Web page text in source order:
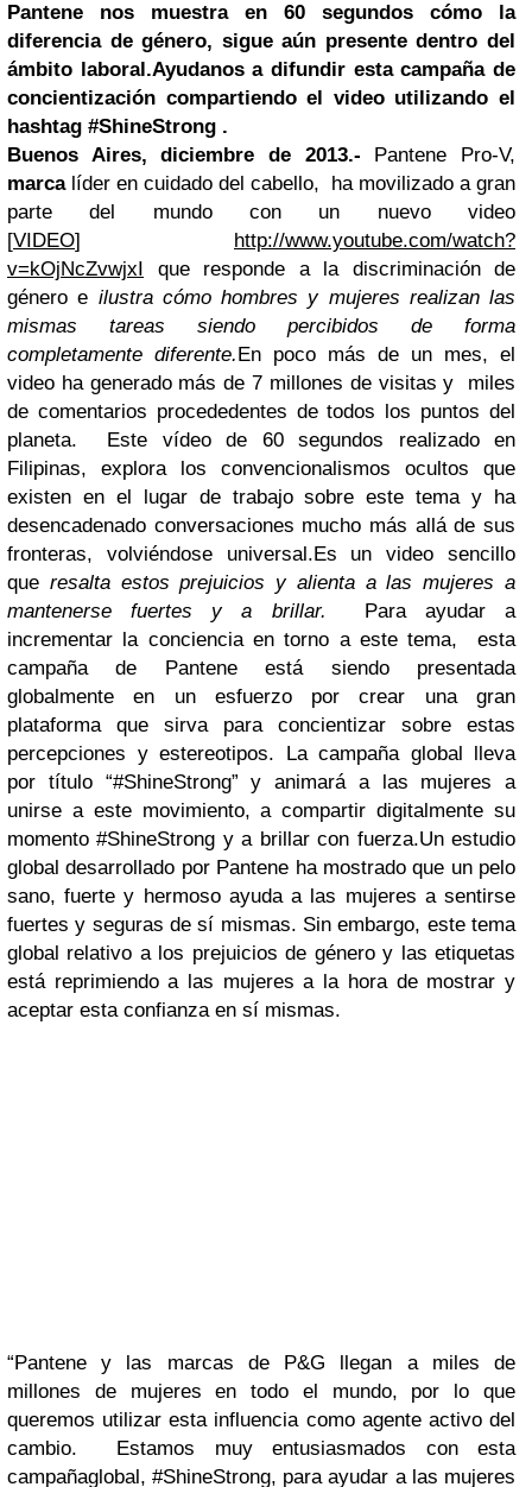
Pantene nos muestra en 60 segundos cómo la
diferencia de género, sigue aún presente dentro del
ámbito laboral.Ayudanos a difundir esta campaña de
concientización compartiendo el video utilizando el
hashtag #ShineStrong .
Buenos Aires, diciembre de 2013.- Pantene Pro-V,
marcalíder en cuidado del cabello, ha movilizado a gran
parte del mundo con un nuevo video
[VIDEO] http://www.youtube.com/watch?
v=kOjNcZvwjxI
que responde a la discriminación de
género e ilustra cómo hombres y mujeres realizan las
mismas tareas siendo percibidos de forma
completamente diferente.En poco más de un mes, el
video ha generado más de 7 millones de visitas y miles
de comentarios procededentes de todos los puntos del
planeta. Este vídeo de 60 segundos realizado en
Filipinas, explora los convencionalismos ocultos que
existen en el lugar de trabajo sobre este tema y ha
desencadenado conversaciones mucho más allá de sus
fronteras, volviéndose universal.Es un video sencillo
que resalta estos prejuicios y alienta a las mujeres a
mantenerse fuertes y a brillar. Para ayudar a
incrementar la conciencia en torno a este tema, esta
campaña de Pantene está siendo presentada
globalmente en un esfuerzo por crear una gran
plataforma que sirva para concientizar sobre estas
percepciones y estereotipos. La campaña global lleva
por título “#ShineStrong” y animará a las mujeres a
unirse a este movimiento, a compartir digitalmente su
momento #ShineStrong y a brillar con fuerza.Un estudio
global desarrollado por Pantene ha mostrado que un pelo
sano, fuerte y hermoso ayuda a las mujeres a sentirse
fuertes y seguras de sí mismas. Sin embargo, este tema
global relativo a los prejuicios de género y las etiquetas
está reprimiendo a las mujeres a la hora de mostrar y
aceptar esta confianza en sí mismas.
“Pantene y las marcas de P&G llegan a miles de
millones de mujeres en todo el mundo, por lo que
queremos utilizar esta influencia como agente activo del
cambio. Estamos muy entusiasmados con esta
campañaglobal, #ShineStrong, para ayudar a las mujeres